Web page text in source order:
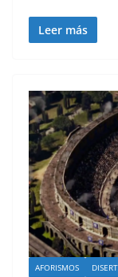
Leer más
AFORISMOS